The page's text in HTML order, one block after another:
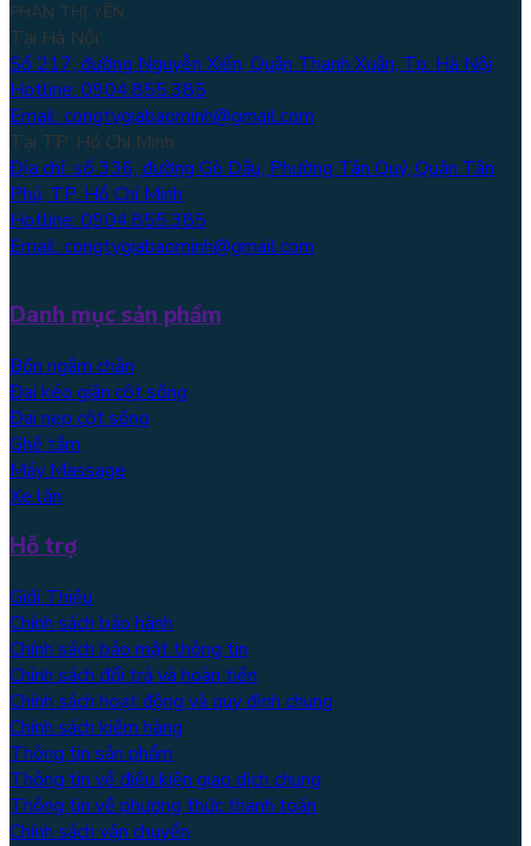
PHAN THỊ YẾN
Tại Hà Nội
Số 217, đường Nguyễn Xiển, Quận Thanh Xuân, Tp. Hà Nội
Hotline: 0904.855.385
Email: congtygiabaominh@gmail.com
Tại TP. Hồ Chí Minh
Địa chỉ: số 336, đường Gò Dầu, Phường Tân Quý, Quận Tân
Phú, TP. Hồ Chí Minh
Hotline: 0904.855.385
Email: congtygiabaominh@gmail.com
Danh mục sản phẩm
Bồn ngâm chân
Đai kéo giãn cột sống
Đai nẹp cột sống
Ghế tắm
Máy Massage
Xe lăn
Hỗ trợ
Giới Thiệu
Chính sách bảo hành
Chính sách bảo mật thông tin
Chính sách đổi trả và hoàn tiền
Chính sách hoạt động và quy định chung
Chính sách kiểm hàng
Thông tin sản phẩm
Thông tin về điều kiện giao dịch chung
Thông tin về phương thức thanh toán
Chính sách vận chuyển